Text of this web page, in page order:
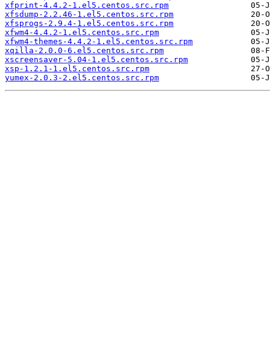
xfprint-4.4.2-1.el5.centos.src.rpm
xfsdump-2.2.46-1.el5.centos.src.rpm
xfsprogs-2.9.4-1.el5.centos.src.rpm
xfwm4-4.4.2-1.el5.centos.src.rpm
xfwm4-themes-4.4.2-1.el5.centos.src.rpm
xqilla-2.0.0-6.el5.centos.src.rpm
xscreensaver-5.04-1.el5.centos.src.rpm
xsp-1.2.1-1.el5.centos.src.rpm
yumex-2.0.3-2.el5.centos.src.rpm